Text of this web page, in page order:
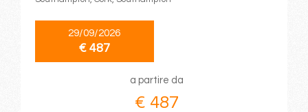
29/09/2026
€ 487
a partire da
€ 487